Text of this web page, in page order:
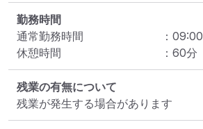
勤務時間
通常勤務時間
： 09:00
休憩時間
： 60分
残業の有無について
残業が発生する場合があります